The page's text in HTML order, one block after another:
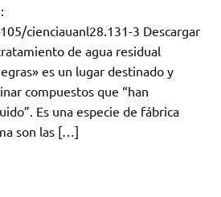
cienciauanl28.131-3 Descargar
de agua residual
es un lugar destinado y
compuestos que “han
Es una especie de fábrica
son las […]